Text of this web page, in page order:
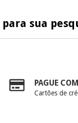
sua
PAGUE
Cartões de